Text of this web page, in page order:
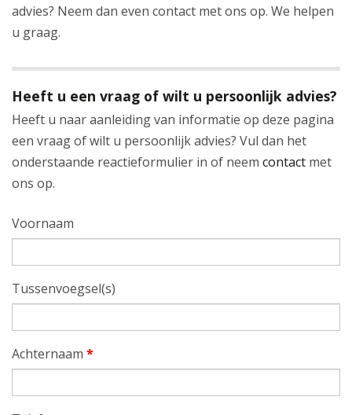
advies? Neem dan even contact met ons op. We helpen
u graag.
Heeft u een vraag of wilt u persoonlijk advies?
Heeft u naar aanleiding van informatie op deze pagina
een vraag of wilt u persoonlijk advies? Vul dan het
onderstaande reactieformulier in of neem contact met
ons op.
Voornaam
Tussenvoegsel(s)
Achternaam *